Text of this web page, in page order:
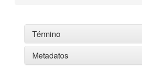
Término
Metadatos